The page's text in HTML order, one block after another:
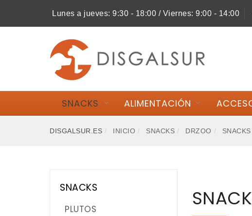
Lunes a jueves: 9:30 - 18:00 / Viernes: 9:00 - 14:00
SNACKS ALIMENTACIÓN
MI COMPRA
PLUTOS
DOSDOG
EL REY DE LA CASA
DISGALSUR.ES INICIO SNACKS DRZOO SNACKS
SNACKS
PLUTOS